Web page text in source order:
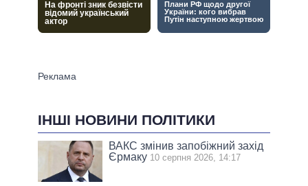
ІНШІ НОВИНИ ПОЛІТИКИ
ВАКС змінив запобіжний захід
Єрмаку 10 серпня 2026, 14:17